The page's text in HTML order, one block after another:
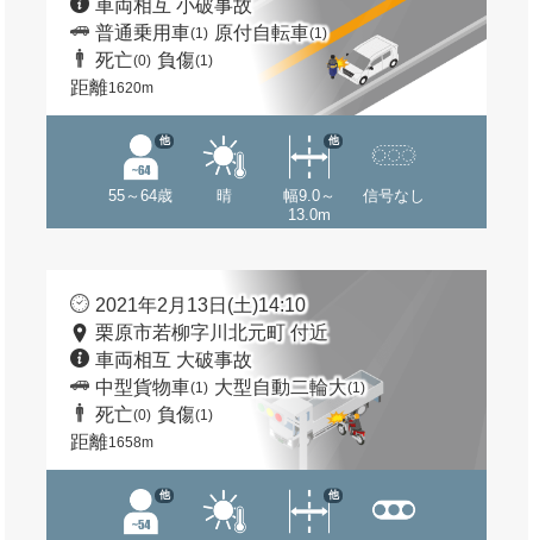
車両相互 小破事故
普通乗用車(1) 原付自転車(1)
死亡(0) 負傷(1)
距離1620m
55～64歳
他
晴
幅9.0～
13.0m
他
信号なし
2021年2月13日(土)14:10
栗原市若柳字川北元町 付近
車両相互 大破事故
中型貨物車(1) 大型自動二輪大(1)
死亡(0) 負傷(1)
距離1658m
他 他